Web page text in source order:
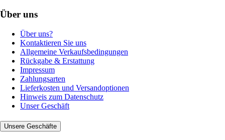
Über uns
Über uns?
Kontaktieren Sie uns
Allgemeine Verkaufsbedingungen
Rückgabe & Erstattung
Impressum
Zahlungsarten
Lieferkosten und Versandoptionen
Hinweis zum Datenschutz
Unser Geschäft
Unsere Geschäfte